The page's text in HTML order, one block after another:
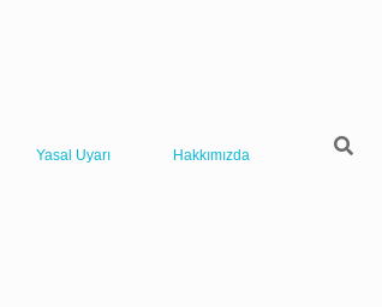
Yasal Uyarı Hakkımızda